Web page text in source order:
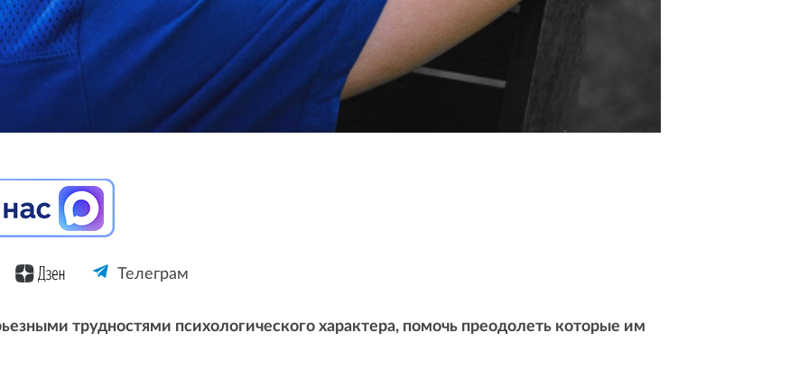
Телеграм
трудностями психологического характера, помочь преодолеть которые им